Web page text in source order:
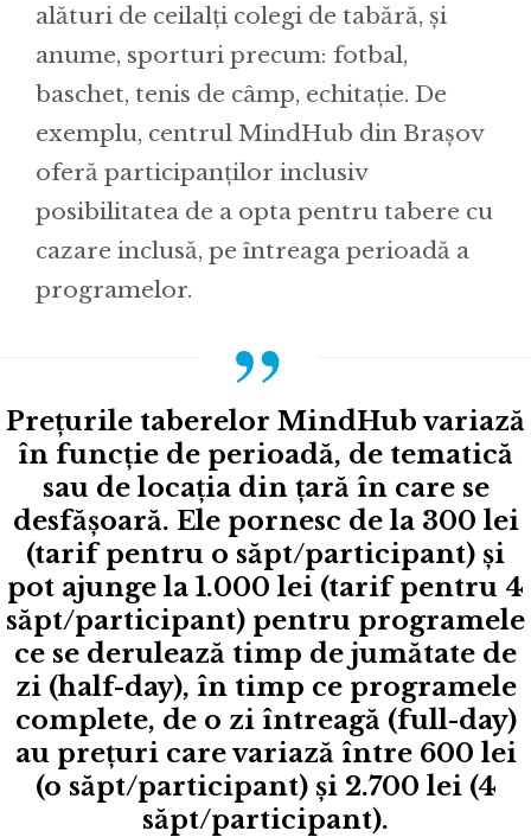
alături de ceilalți colegi de tabără, și
anume, sporturi precum: fotbal,
baschet, tenis de câmp, echitație. De
exemplu, centrul MindHub din Brașov
oferă participanților inclusiv
posibilitatea de a opta pentru tabere cu
cazare inclusă, pe întreaga perioadă a
programelor.
Prețurile taberelor MindHub variază
în funcție de perioadă, de tematică
sau de locația din țară în care se
desfășoară. Ele pornesc de la 300 lei
(tarif pentru o săpt/participant) și
pot ajunge la 1.000 lei (tarif pentru 4
săpt/participant) pentru programele
ce se derulează timp de jumătate de
zi (half-day), în timp ce programele
complete, de o zi întreagă (full-day)
au prețuri care variază între 600 lei
(o săpt/participant) și 2.700 lei (4
săpt/participant).